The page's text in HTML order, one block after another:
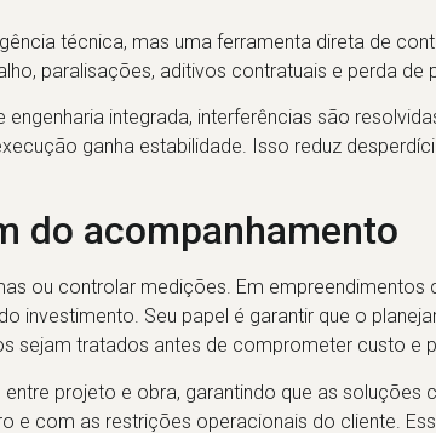
técnica, mas uma ferramenta direta de
paralisações, aditivos contratuais e perda de
integrada, interferências são
ganha estabilidade. Isso reduz
do acompanhamento
ou controlar medições. Em
investimento. Seu papel é garantir que o
sejam tratados antes de comprometer custo e
projeto e obra, garantindo que as soluções
com as restrições operacionais do cliente.